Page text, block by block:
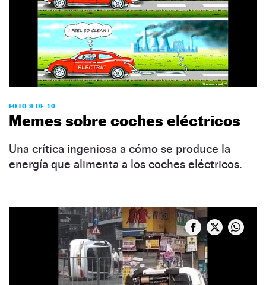
FOTO 9 DE 10
Memes sobre coches eléctricos
Una crítica ingeniosa a cómo se produce la
energía que alimenta a los coches eléctricos.